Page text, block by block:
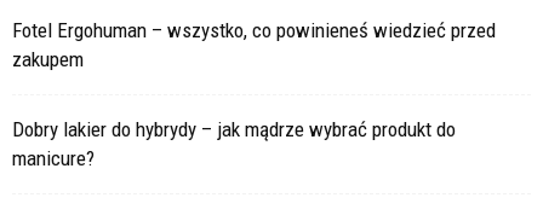
Fotel Ergohuman – wszystko, co powinieneś wiedzieć przed
zakupem
Dobry lakier do hybrydy – jak mądrze wybrać produkt do
manicure?